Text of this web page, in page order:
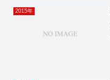
2015年